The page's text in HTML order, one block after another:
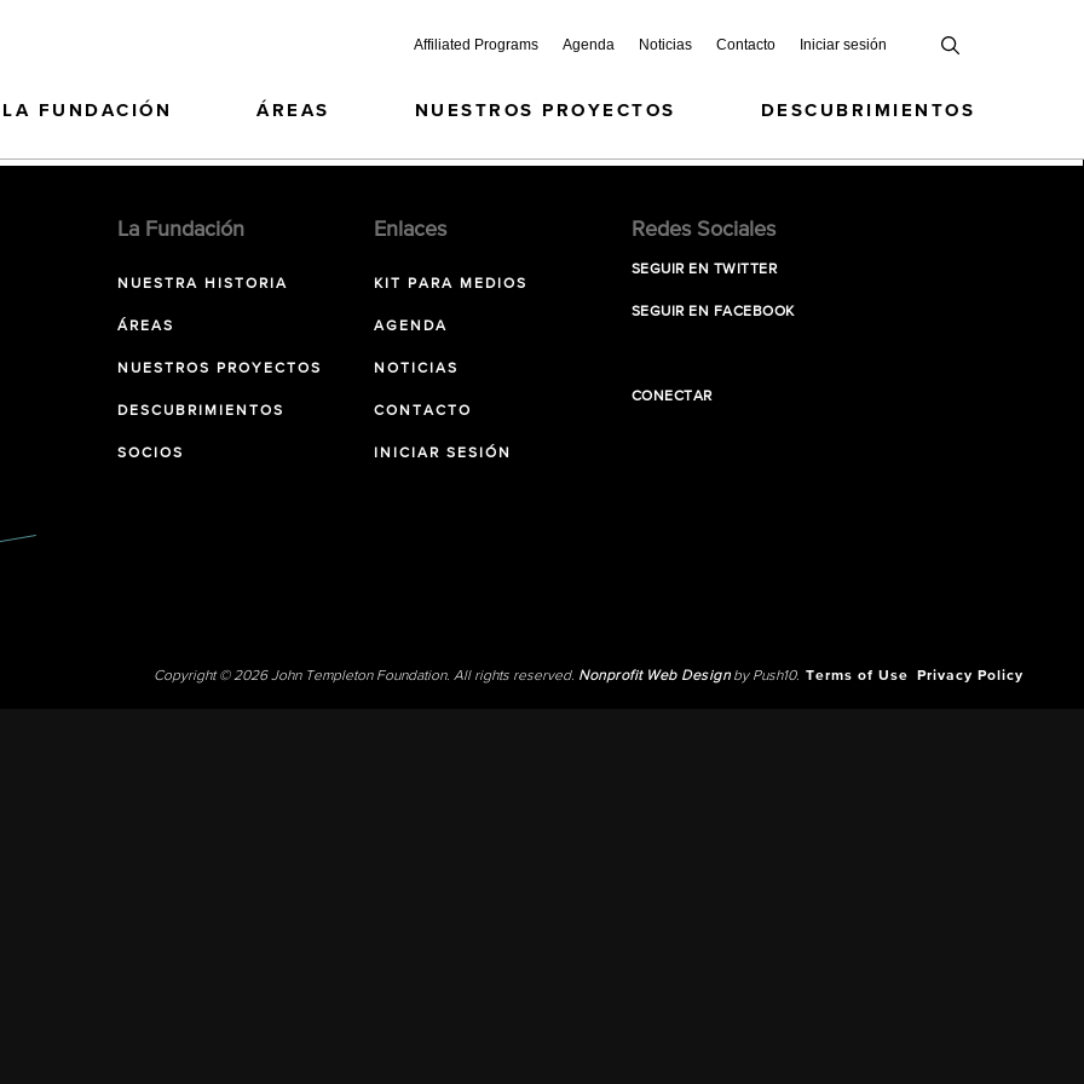
Affiliated Programs Agenda Noticias Contacto Iniciar sesión
LA FUNDACIÓN ÁREAS NUESTROS PROYECTOS DESCUBRIMIENTOS
La Fundación
NUESTRA HISTORIA
ÁREAS
NUESTROS PROYECTOS
DESCUBRIMIENTOS
SOCIOS
Enlaces
KIT PARA MEDIOS
AGENDA
NOTICIAS
CONTACTO
INICIAR SESIÓN
Redes Sociales
SEGUIR EN TWITTER
SEGUIR EN FACEBOOK
CONECTAR
Copyright © 2026 John Templeton Foundation. All rights reserved. Nonprofit Web Designby Push10. Terms of Use Privacy Policy